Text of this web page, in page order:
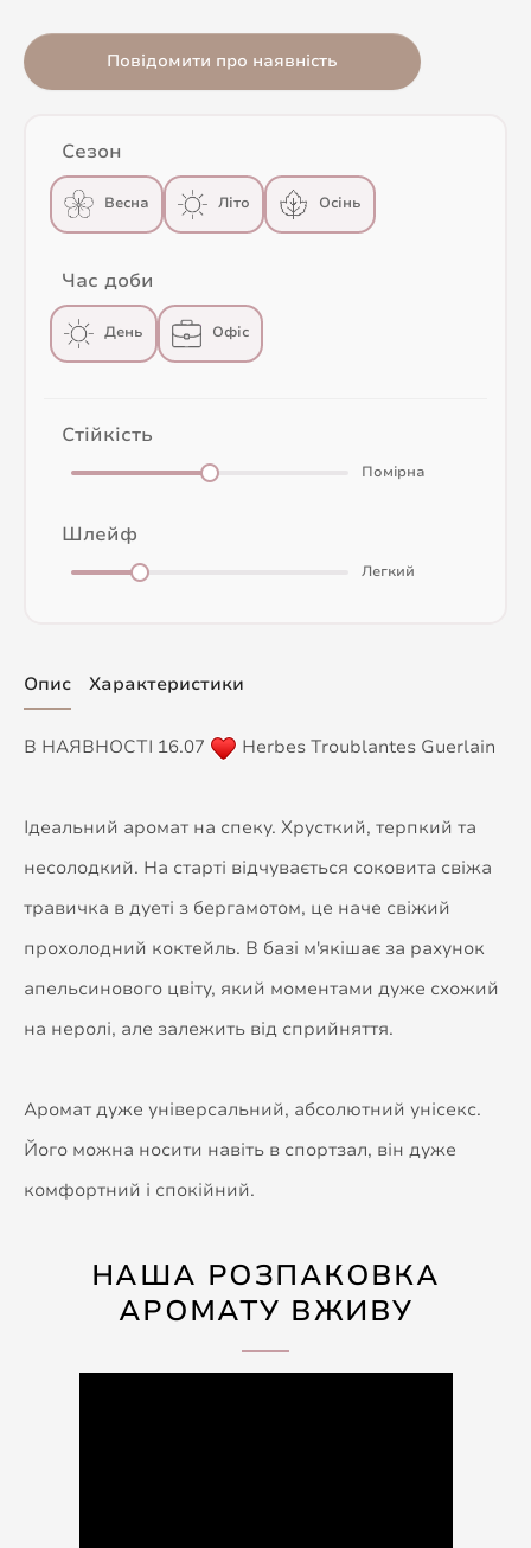
Повідомити про наявність
Сезон
Весна Літо Осінь
Час доби
День Офіс
Стійкість
Помірна
Шлейф
Легкий
Опис Характеристики
В НАЯВНОСТІ 16.07 Herbes Troublantes Guerlain
Ідеальний аромат на спеку. Хрусткий, терпкий та
несолодкий. На старті відчувається соковита свіжа
травичка в дуеті з бергамотом, це наче свіжий
прохолодний коктейль. В базі м'якішає за рахунок
апельсинового цвіту, який моментами дуже схожий
на неролі, але залежить від сприйняття.
Аромат дуже універсальний, абсолютний унісекс.
Його можна носити навіть в спортзал, він дуже
комфортний і спокійний.
НАША РОЗПАКОВКА
АРОМАТУ ВЖИВУ